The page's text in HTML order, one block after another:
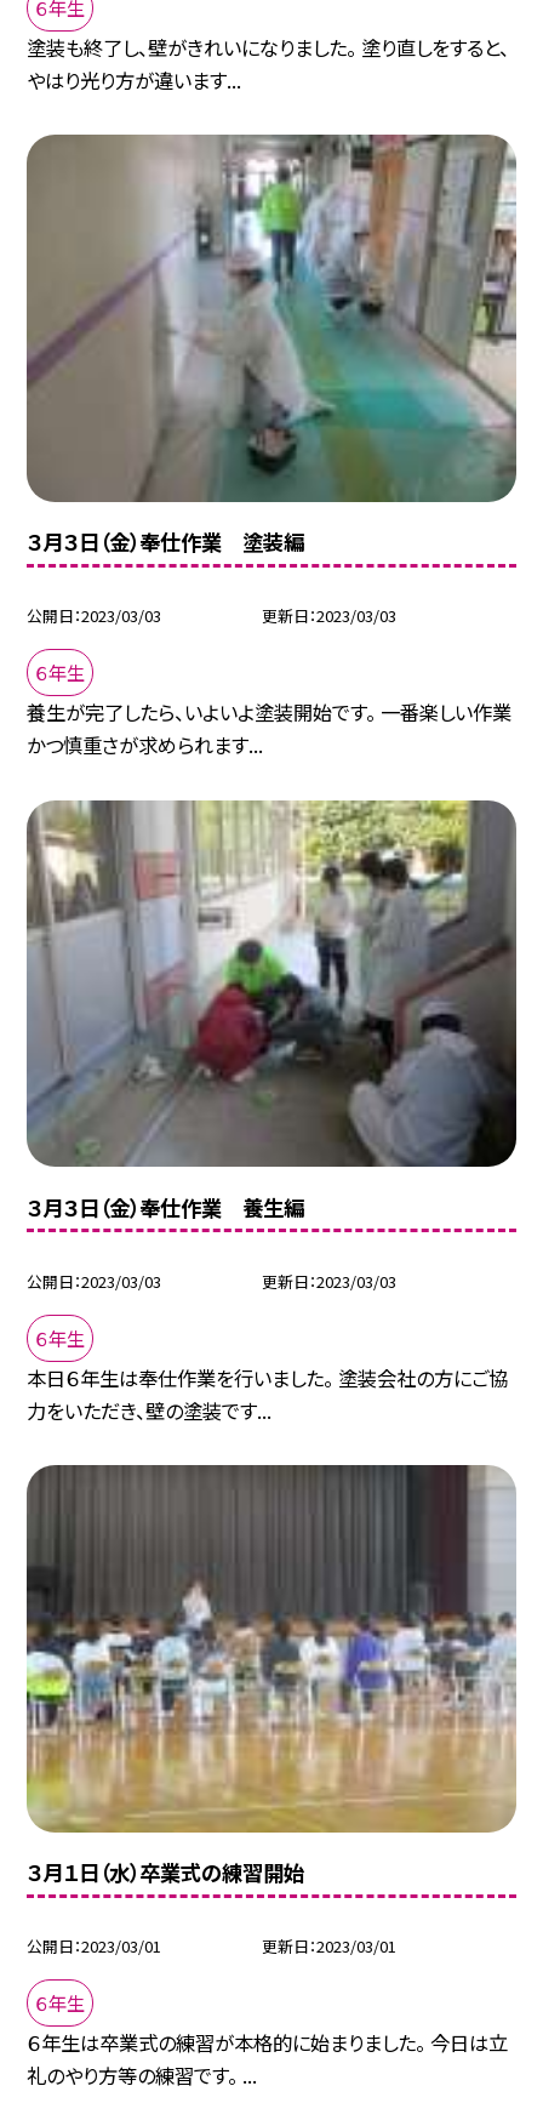
６年生
塗装も終了し、壁がきれいになりました。 塗り直しをすると、
やはり光り方が違います...
３月３日（金）奉仕作業 塗装編
公開日 2023/03/03 更新日 2023/03/03
６年生
養生が完了したら、いよいよ塗装開始です。 一番楽しい作業
かつ慎重さが求められます...
３月３日（金）奉仕作業 養生編
公開日 2023/03/03 更新日 2023/03/03
６年生
本日６年生は奉仕作業を行いました。 塗装会社の方にご協
力をいただき、壁の塗装です...
３月１日（水）卒業式の練習開始
公開日 2023/03/01 更新日 2023/03/01
６年生
６年生は卒業式の練習が本格的に始まりました。 今日は立
礼のやり方等の練習です。 ...